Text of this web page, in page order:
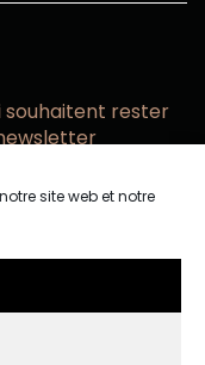
site web et notre
souhaitent rester